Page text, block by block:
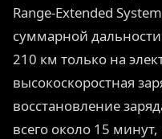
Range-Extended
суммарной
210 км только на
высокоскоростная
восстановление
всего около 15